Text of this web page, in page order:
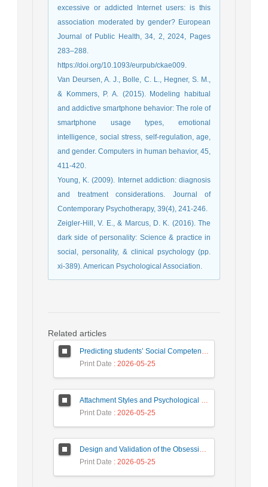
excessive or addicted Internet users: is this
association moderated by gender? European
Journal of Public Health, 34, 2, 2024, Pages
283–288.
https://doi.org/10.1093/eurpub/ckae009.
Van Deursen, A. J., Bolle, C. L., Hegner, S. M.,
& Kommers, P. A. (2015). Modeling habitual
and addictive smartphone behavior: The role of
smartphone usage types, emotional
intelligence, social stress, self-regulation, age,
and gender. Computers in human behavior, 45,
411-420.
Young, K. (2009). Internet addiction: diagnosis
and treatment considerations. Journal of
Contemporary Psychotherapy, 39(4), 241-246.
Zeigler-Hill, V. E., & Marcus, D. K. (2016). The
dark side of personality: Science & practice in
social, personality, & clinical psychology (pp.
xi-389). American Psychological Association.
Related articles
Predicting students’ Social Competence Based on Teacher–Student Relationship and Sense of School Belonging: The Mediating Role of Behavioral Emotion Regulation
Print Date : 2026-05-25
Attachment Styles and Psychological Distress Among University Students: The Mediating Role of Interpersonal Emotion Regulation
Print Date : 2026-05-25
Design and Validation of the Obsessive-Compulsive Questionnaire
Print Date : 2026-05-25